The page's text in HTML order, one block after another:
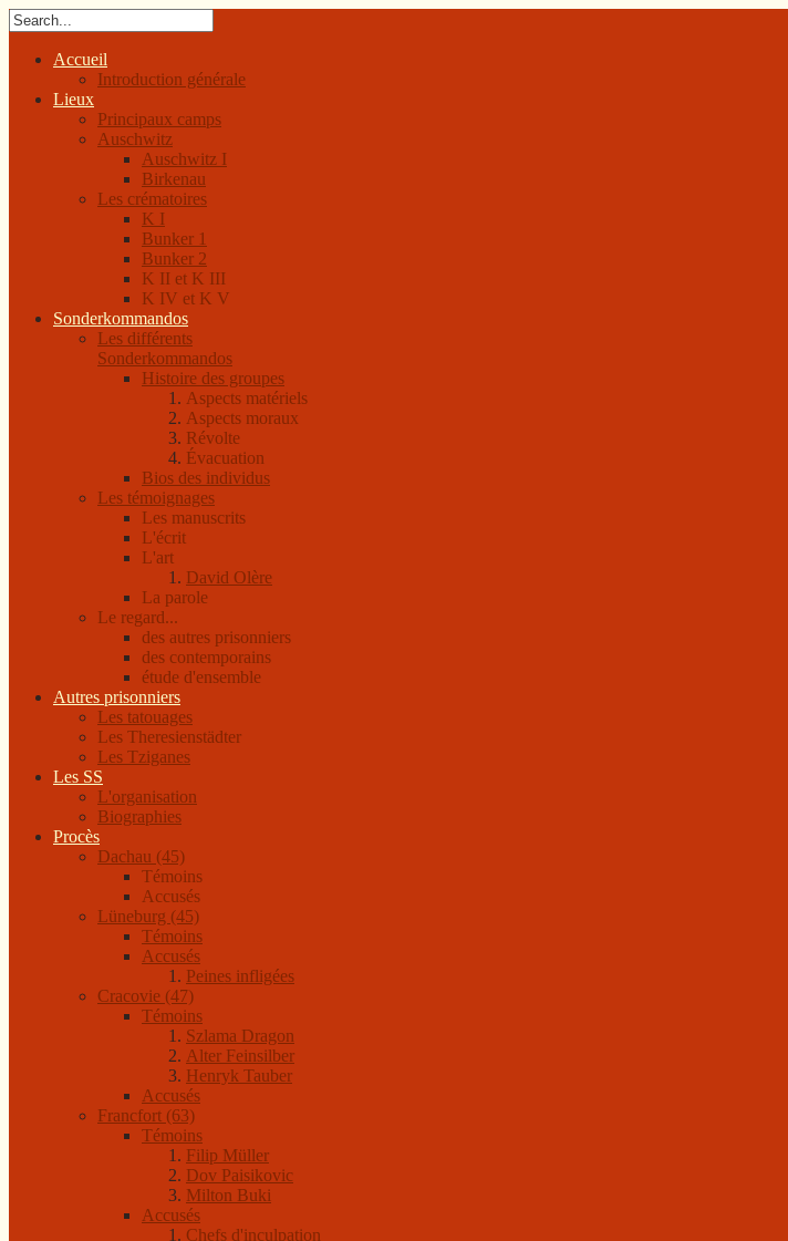
Accueil
Introduction générale
Lieux
Principaux camps
Auschwitz
Auschwitz I
Birkenau
Les crématoires
K I
Bunker 1
Bunker 2
K II et K III
K IV et K V
Sonderkommandos
Les différents
Sonderkommandos
Histoire des groupes
Aspects matériels
Aspects moraux
Révolte
Évacuation
Bios des individus
Les témoignages
Les manuscrits
L'écrit
L'art
David Olère
La parole
Le regard...
des autres prisonniers
des contemporains
étude d'ensemble
Autres prisonniers
Les tatouages
Les Theresienstädter
Les Tziganes
Les SS
L'organisation
Biographies
Procès
Dachau (45)
Témoins
Accusés
Lüneburg (45)
Témoins
Accusés
Peines infligées
Cracovie (47)
Témoins
Szlama Dragon
Alter Feinsilber
Henryk Tauber
Accusés
Francfort (63)
Témoins
Filip Müller
Dov Paisikovic
Milton Buki
Accusés
Chefs d'inculpation